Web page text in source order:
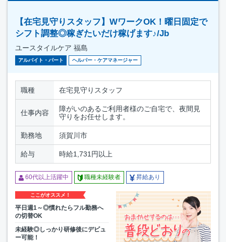
【在宅見守りスタッフ】WワークOK！曜日固定で
シフト調整◎稼ぎたいだけ稼げます♪/Jb
ユースタイルケア 福島
アルバイト・パート ヘルパー・ケアマネージャー
職種 在宅見守りスタッフ
仕事内容
障がいのあるご利用者様のご自宅で、夜間見
守りをお任せします。
勤務地 須賀川市
給与 時給1,731円以上
60代以上活躍中 職種未経験者 昇給あり
ここがオススメ！
平日週1～◎慣れたらフル勤務へ
の切替OK
未経験◎しっかり研修後にデビュ
ー可能！